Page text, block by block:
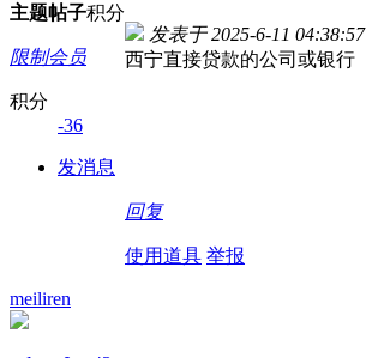
主题帖子积分
限制会员
积分
-36
发消息
发表于 2025-6-11 04:38:57
西宁直接贷款的公司或银行
回复
使用道具 举报
meiliren